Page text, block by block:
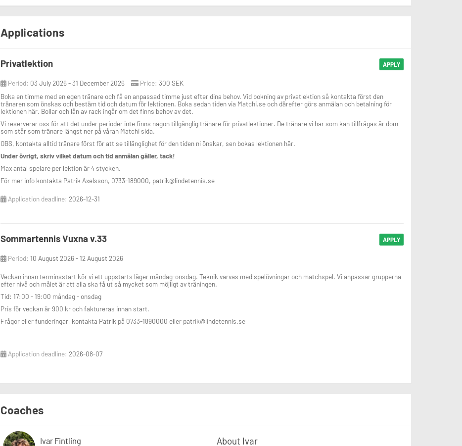
Applications
APPLY
Privatlektion
Period: 03 July 2026 - 31 December 2026 Price: 300 SEK
Boka en timme med en egen tränare och få en anpassad timme just efter dina behov. Vid bokning av privatlektion så kontakta först den
tränaren som önskas och bestäm tid och datum för lektionen. Boka sedan tiden via Matchi.se och därefter görs anmälan och betalning för
lektionen här. Bollar och lån av rack ingår om det finns behov av det.
Vi reserverar oss för att det under perioder inte finns någon tillgänglig tränare för privatlektioner. De tränare vi har som kan tillfrågas är dom
som står som tränare längst ner på våran Matchi sida.
OBS, kontakta alltid tränare först för att se tillänglighet för den tiden ni önskar, sen bokas lektionen här.
Under övrigt, skriv vilket datum och tid anmälan gäller, tack!
Max antal spelare per lektion är 4 stycken.
För mer info kontakta Patrik Axelsson, 0733-189000, patrik@lindetennis.se
Application deadline: 2026-12-31
APPLY
Sommartennis Vuxna v.33
Period: 10 August 2026 - 12 August 2026
Veckan innan terminsstart kör vi ett uppstarts läger måndag-onsdag. Teknik varvas med spelövningar och matchspel. Vi anpassar grupperna
efter nivå och målet är att alla ska få ut så mycket som möjligt av träningen.
Tid: 17:00 - 19:00 måndag - onsdag
Pris för veckan är 900 kr och faktureras innan start.
Frågor eller funderingar, kontakta Patrik på 0733-1890000 eller patrik@lindetennis.se
Application deadline: 2026-08-07
Coaches
Ivar Fintling About Ivar